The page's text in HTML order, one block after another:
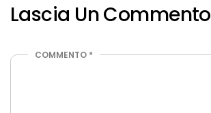
Lascia Un Commento
COMMENTO *